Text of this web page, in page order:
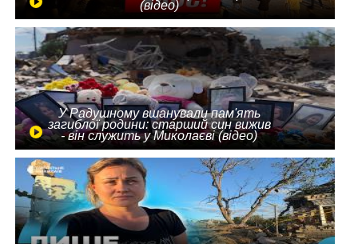
(відео)
У Радушному вшанували пам'ять
загиблої родини: старший син вижив
- він служить у Миколаєві (відео)